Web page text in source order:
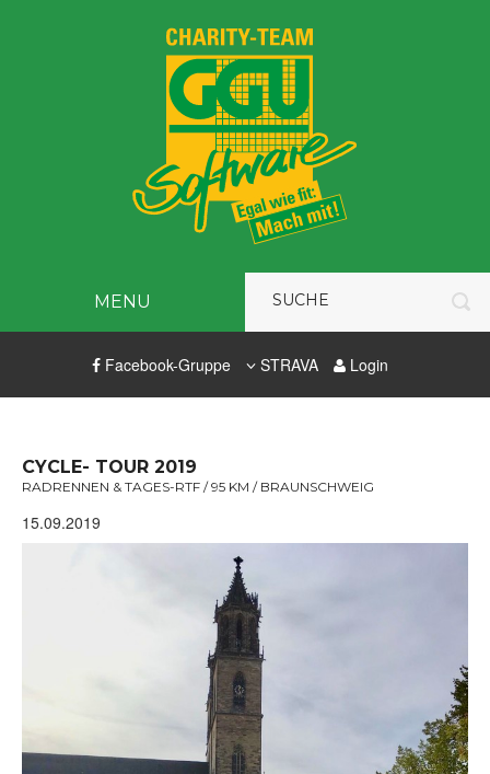
MENU
Facebook-Gruppe STRAVA Login
CYCLE- TOUR 2019
RADRENNEN & TAGES-RTF / 95 KM / BRAUNSCHWEIG
15.09.2019